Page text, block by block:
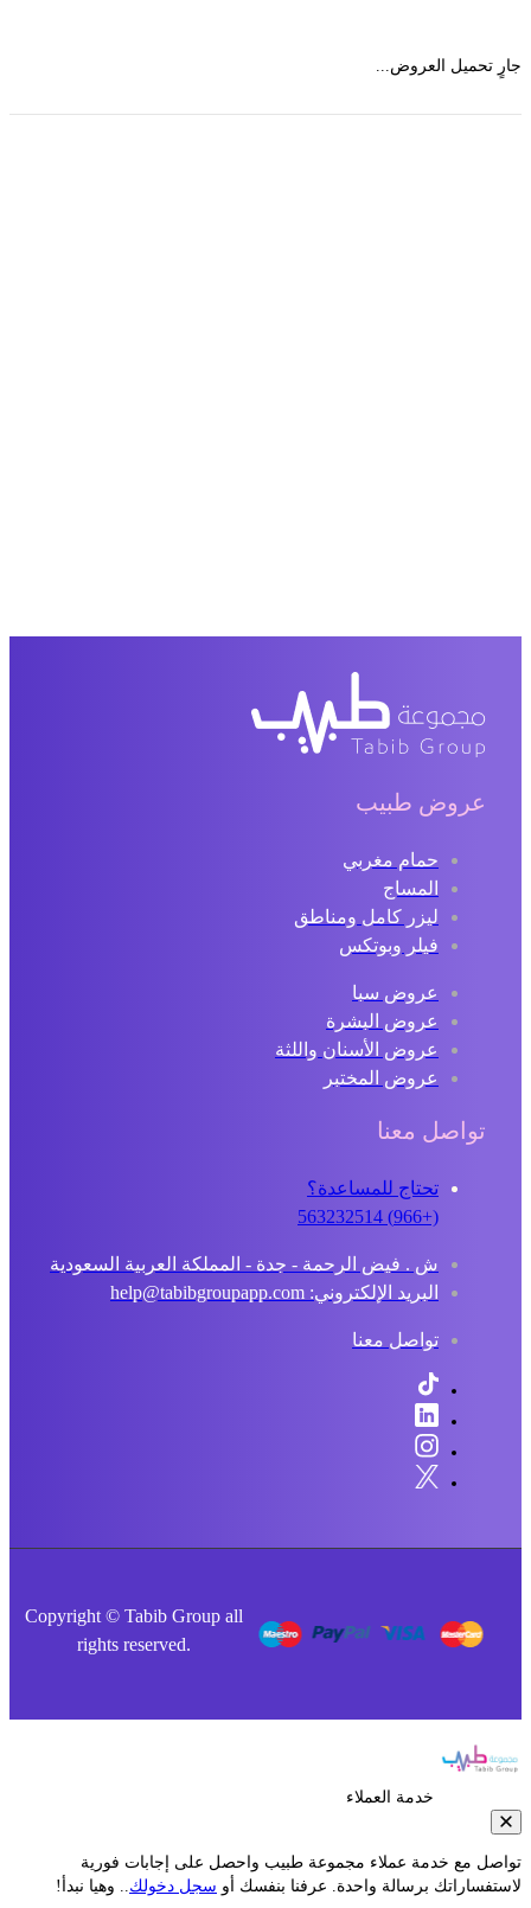
تحميل العروض...
عروض طبيب
حمام مغربي
المساج
ليزر كامل ومناطق
فيلر وبوتكس
عروض سبا
عروض البشرة
عروض الأسنان واللثة
عروض المختبر
تواصل معنا
تحتاج للمساعدة؟
ش . فيض الرحمة - جدة - المملكة العربية السعودية
البريد الإلكتروني: help@tabibgroupapp.com
تواصل معنا
Copyright © Tabib Group all
rights reserved.
خدمة العملاء
مع خدمة عملاء مجموعة طبيب واحصل على إجابات فورية
برسالة واحدة. عرفنا بنفسك أوسجل دخولك.. وهيا نبدأ!